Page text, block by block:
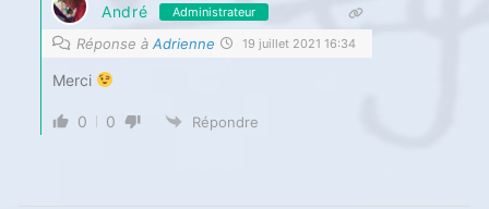
André Administrateur
Réponse à Adrienne 19 juillet 2021 16:34
Merci
0 0 Répondre